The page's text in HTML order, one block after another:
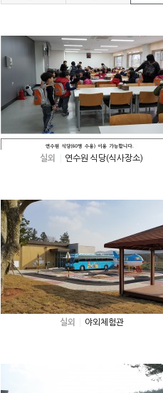
실외 연수원 식당(식사장소)
실외 야외체험관